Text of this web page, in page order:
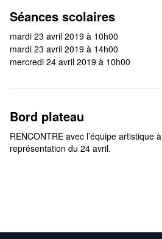
Séances scolaires
mardi 23 avril 2019 à 10h00
mardi 23 avril 2019 à 14h00
mercredi 24 avril 2019 à 10h00
Bord plateau
RENCONTRE avec l’équipe artistique
représentation du 24 avril.